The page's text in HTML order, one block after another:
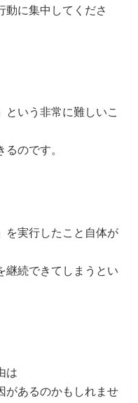
動に集中してくださ
という非常に難しいこ
のです。
を実行したこと自体が
継続できてしまうとい
は
があるのかもしれませ